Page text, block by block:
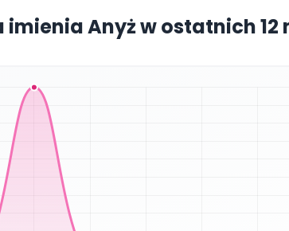
imienia Anyż w ostatnich